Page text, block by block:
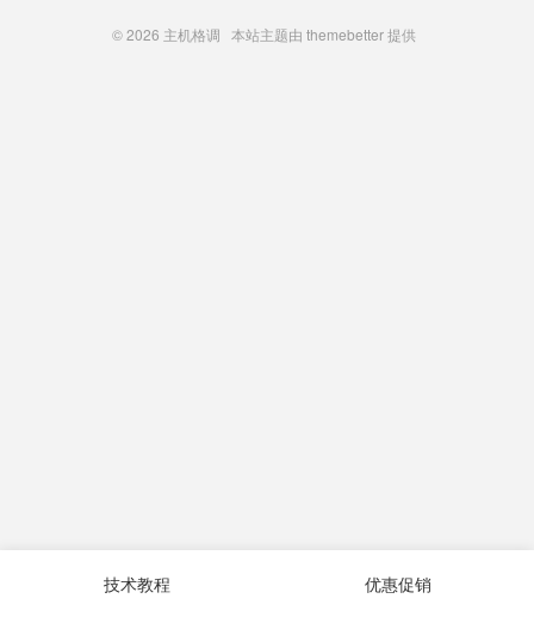
© 2026 主机格调 本站主题由 themebetter提供
技术教程 优惠促销